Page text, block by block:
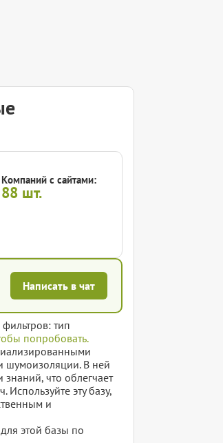
Компаний с сайтами:
88 шт.
Написать в чат
тип
попробовать.
шумоизоляции. В ней
что облегчает
эту базу,
и
этой базы по